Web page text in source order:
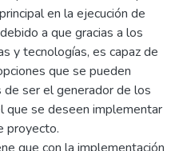
en la ejecución de
a que gracias a los
y tecnologías, es capaz de
que se pueden
ser el generador de los
que se deseen implementar
proyecto.